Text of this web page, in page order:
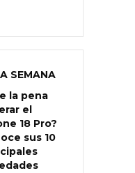
SEMANA
la pena
el
18 Pro?
sus 10